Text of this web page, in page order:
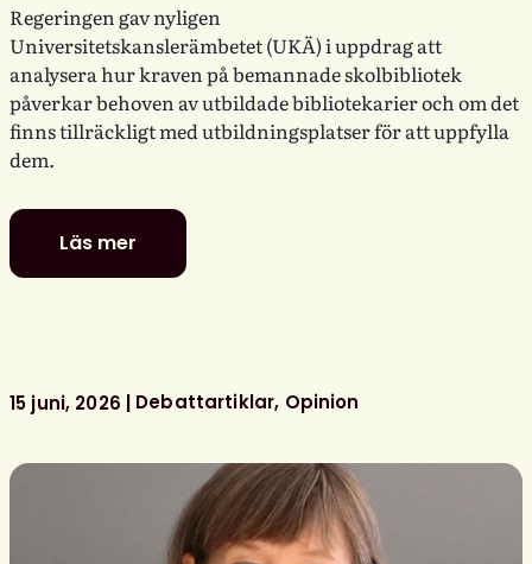
Regeringen gav nyligen
Universitetskanslerämbetet (UKÄ) i uppdrag att
analysera hur kraven på bemannade skolbibliotek
påverkar behoven av utbildade bibliotekarier och om det
finns tillräckligt med utbildningsplatser för att uppfylla
dem.
Läs mer
Fler
utbildade
bemannade
15 juni, 2026 Debattartiklar Opinion